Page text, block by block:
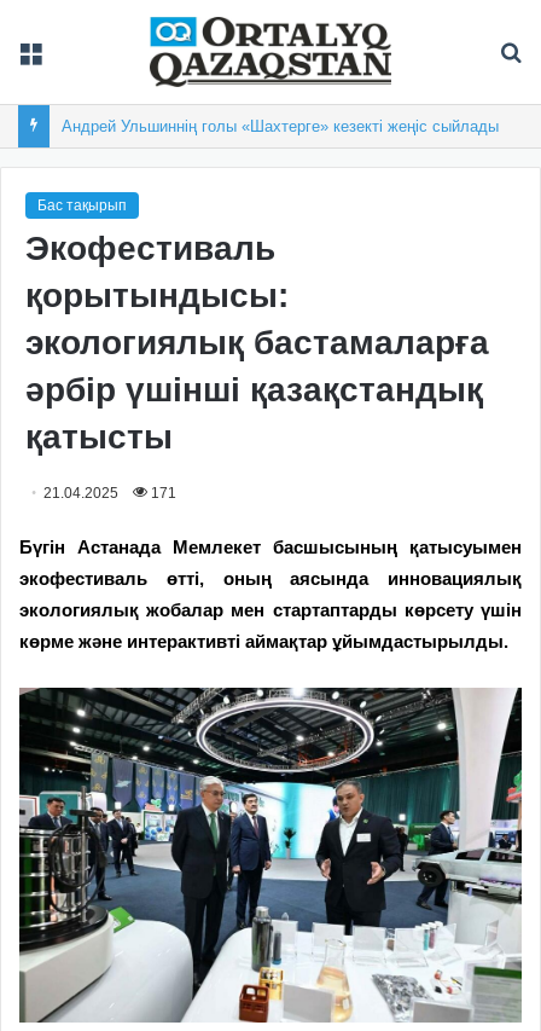
Балқашта облыстық «Арай-2026» XIX спартакиадасы басталды
Бас тақырып
Экофестиваль
қорытындысы:
экологиялық бастамаларға
әрбір үшінші қазақстандық
қатысты
21.04.2025 171
Бүгін Астанада Мемлекет басшысының қатысуымен
экофестиваль өтті, оның аясында инновациялық
экологиялық жобалар мен стартаптарды көрсету үшін
көрме және интерактивті аймақтар ұйымдастырылды.